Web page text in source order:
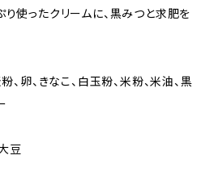
使ったクリームに、黒みつと求肥を
、卵、きなこ、白玉粉、米粉、米油、黒
豆